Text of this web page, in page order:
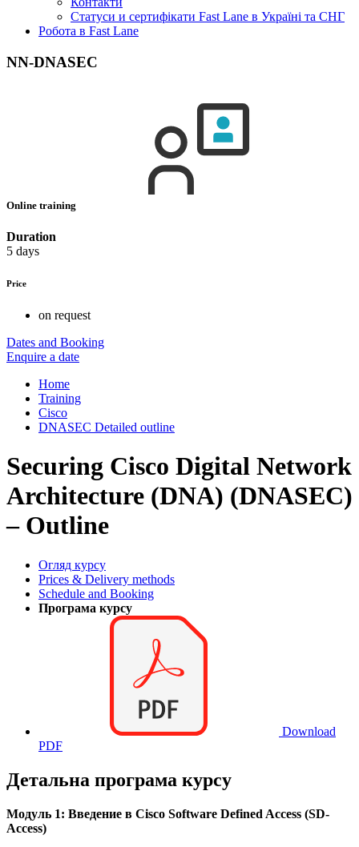
Статуси и сертифікати Fast Lane в Україні та СНГ
Робота в Fast Lane
NN-DNASEC
Online training
Duration
5 days
Price
on request
Dates and Booking
Enquire a date
Home
Training
Cisco
DNASEC Detailed outline
Securing Cisco Digital Network
Architecture (DNA) (DNASEC)
– Outline
Огляд курсу
Prices & Delivery methods
Schedule and Booking
Програма курсу
Download
PDF
Детальна програма курсу
Модуль 1: Введение в Cisco Software Defined Access (SD-
Access)